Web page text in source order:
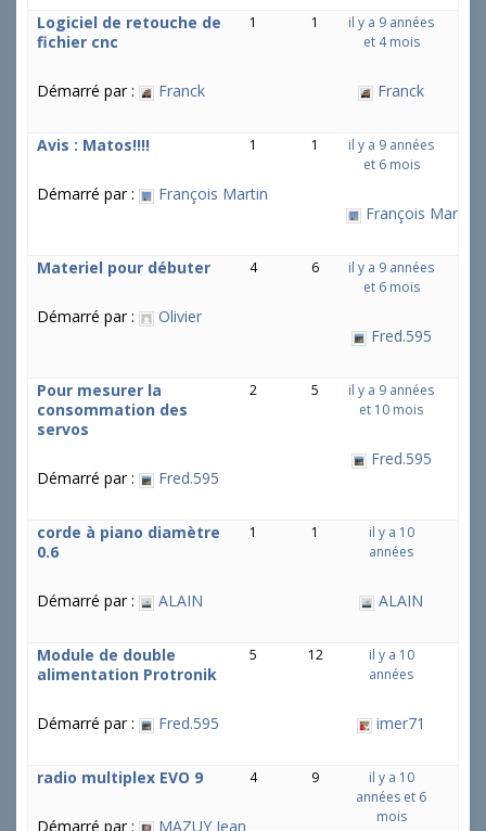
Logiciel de retouche de
fichier cnc
Démarré par : Franck
1 1
il y a 9 années
et 4 mois
Franck
Avis : Matos!!!!
Démarré par : François Martin
1 1
il y a 9 années
et 6 mois
François Martin
Materiel pour débuter
Démarré par : Olivier
4 6
il y a 9 années
et 6 mois
Fred.595
Pour mesurer la
consommation des
servos
Démarré par : Fred.595
2 5
il y a 9 années
et 10 mois
Fred.595
corde à piano diamètre
0.6
Démarré par : ALAIN
1 1
il y a 10
années
ALAIN
Module de double
alimentation Protronik
Démarré par : Fred.595
5 12
il y a 10
années
imer71
radio multiplex EVO 9
Démarré par : MAZUY Jean
4 9
il y a 10
années et 6
mois